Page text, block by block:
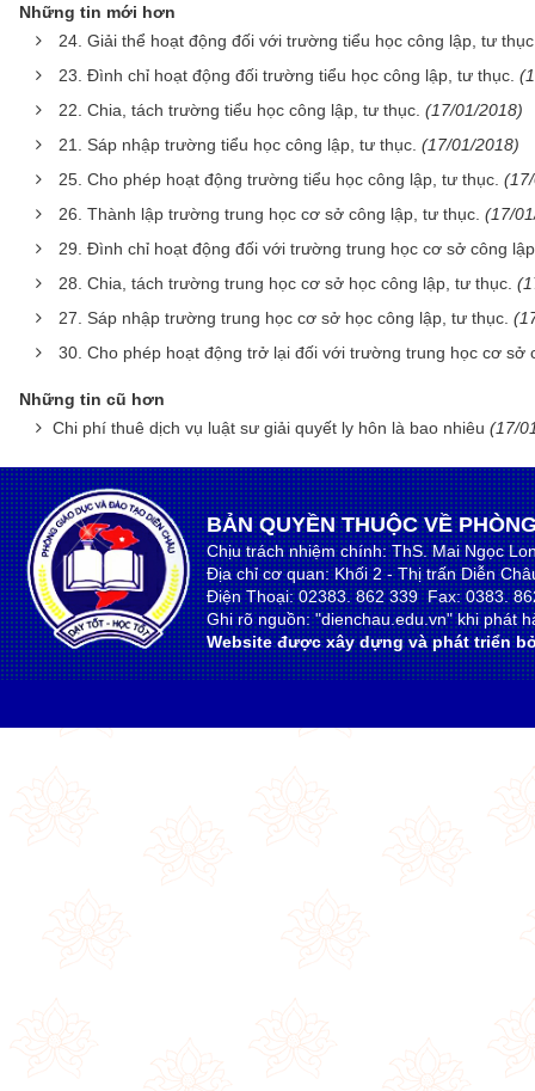
Những tin mới hơn
24. Giải thể hoạt động đối với trường tiểu học công lập, tư
23. Đình chỉ hoạt động đối trường tiểu học công lập, tư thục.
22. Chia, tách trường tiểu học công lập, tư thục. (17/01/2018)
21. Sáp nhập trường tiểu học công lập, tư thục. (17/01/2018)
25. Cho phép hoạt động trường tiểu học công lập, tư thục.
26. Thành lập trường trung học cơ sở công lập, tư thục. (17/
29. Đình chỉ hoạt động đối với trường trung học cơ sở công
28. Chia, tách trường trung học cơ sở học công lập, tư thục.
27. Sáp nhập trường trung học cơ sở học công lập, tư thục.
30. Cho phép hoạt động trở lại đối với trường trung học cơ sở
Những tin cũ hơn
Chi phí thuê dịch vụ luật sư giải quyết ly hôn là bao nhiêu (17/
BẢN QUYỀN THUỘC VỀ
Chịu trách nhiệm chính: ThS. Mai Ngọc
Địa chỉ cơ quan: Khối 2 - Thị trấn Diễn
Điện Thoại: 02383. 862 339 Fax: 0383.
Ghi rõ nguồn: "dienchau.edu.vn" khi phát
Website được xây dựng và phát triển